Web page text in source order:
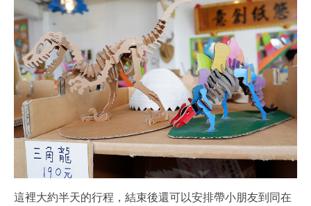
這裡大約半天的行程，結束後還可以安排帶小朋友到同在